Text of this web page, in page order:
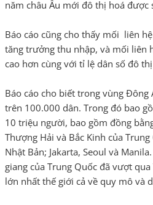
năm châu Âu mới đô thị hoá được
Báo cáo cũng cho thấy mối liên
tăng trưởng thu nhập, và mối liên
cao hơn cùng với tỉ lệ dân số đô
Báo cáo cho biết trong vùng
trên 100.000 dân. Trong đó bao
10 triệu người, bao gồm đồng
Thượng Hải và Bắc Kinh của
Nhật Bản; Jakarta, Seoul và
giang của Trung Quốc đã vượt
lớn nhất thế giới cả về quy mô và